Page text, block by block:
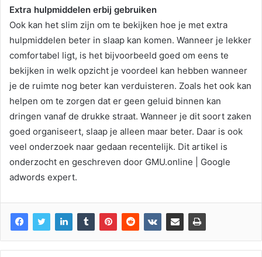
Extra hulpmiddelen erbij gebruiken
Ook kan het slim zijn om te bekijken hoe je met extra
hulpmiddelen beter in slaap kan komen. Wanneer je lekker
comfortabel ligt, is het bijvoorbeeld goed om eens te
bekijken in welk opzicht je voordeel kan hebben wanneer
je de ruimte nog beter kan verduisteren. Zoals het ook kan
helpen om te zorgen dat er geen geluid binnen kan
dringen vanaf de drukke straat. Wanneer je dit soort zaken
goed organiseert, slaap je alleen maar beter. Daar is ook
veel onderzoek naar gedaan recentelijk. Dit artikel is
onderzocht en geschreven door GMU.online | Google
adwords expert.